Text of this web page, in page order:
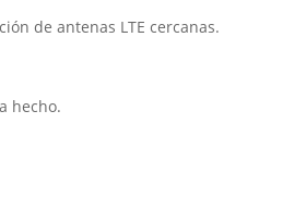
de antenas LTE cercanas.
hecho.